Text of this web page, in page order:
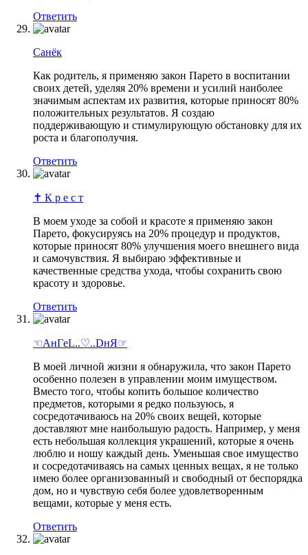
Ответить
Санёк
Как родитель, я применяю закон Парето в воспитании
своих детей, уделяя 20% времени и усилий наиболее
значимым аспектам их развития, которые приносят 80%
положительных результатов. Я создаю
поддерживающую и стимулирующую обстановку для их
роста и благополучия.
Ответить
✝️ К р е с т
В моем уходе за собой и красоте я применяю закон
Парето, фокусируясь на 20% процедур и продуктов,
которые приносят 80% улучшения моего внешнего вида
и самочувствия. Я выбираю эффективные и
качественные средства ухода, чтобы сохранить свою
красоту и здоровье.
Ответить
☜AнГeL..♡..DнЯ☞
В моей личной жизни я обнаружила, что закон Парето
особенно полезен в управлении моим имуществом.
Вместо того, чтобы копить большое количество
предметов, которыми я редко пользуюсь, я
сосредотачиваюсь на 20% своих вещей, которые
доставляют мне наибольшую радость. Например, у меня
есть небольшая коллекция украшений, которые я очень
люблю и ношу каждый день. Уменьшая свое имущество
и сосредотачиваясь на самых ценных вещах, я не только
имею более организованный и свободный от беспорядка
дом, но и чувствую себя более удовлетворенным
вещами, которые у меня есть.
Ответить